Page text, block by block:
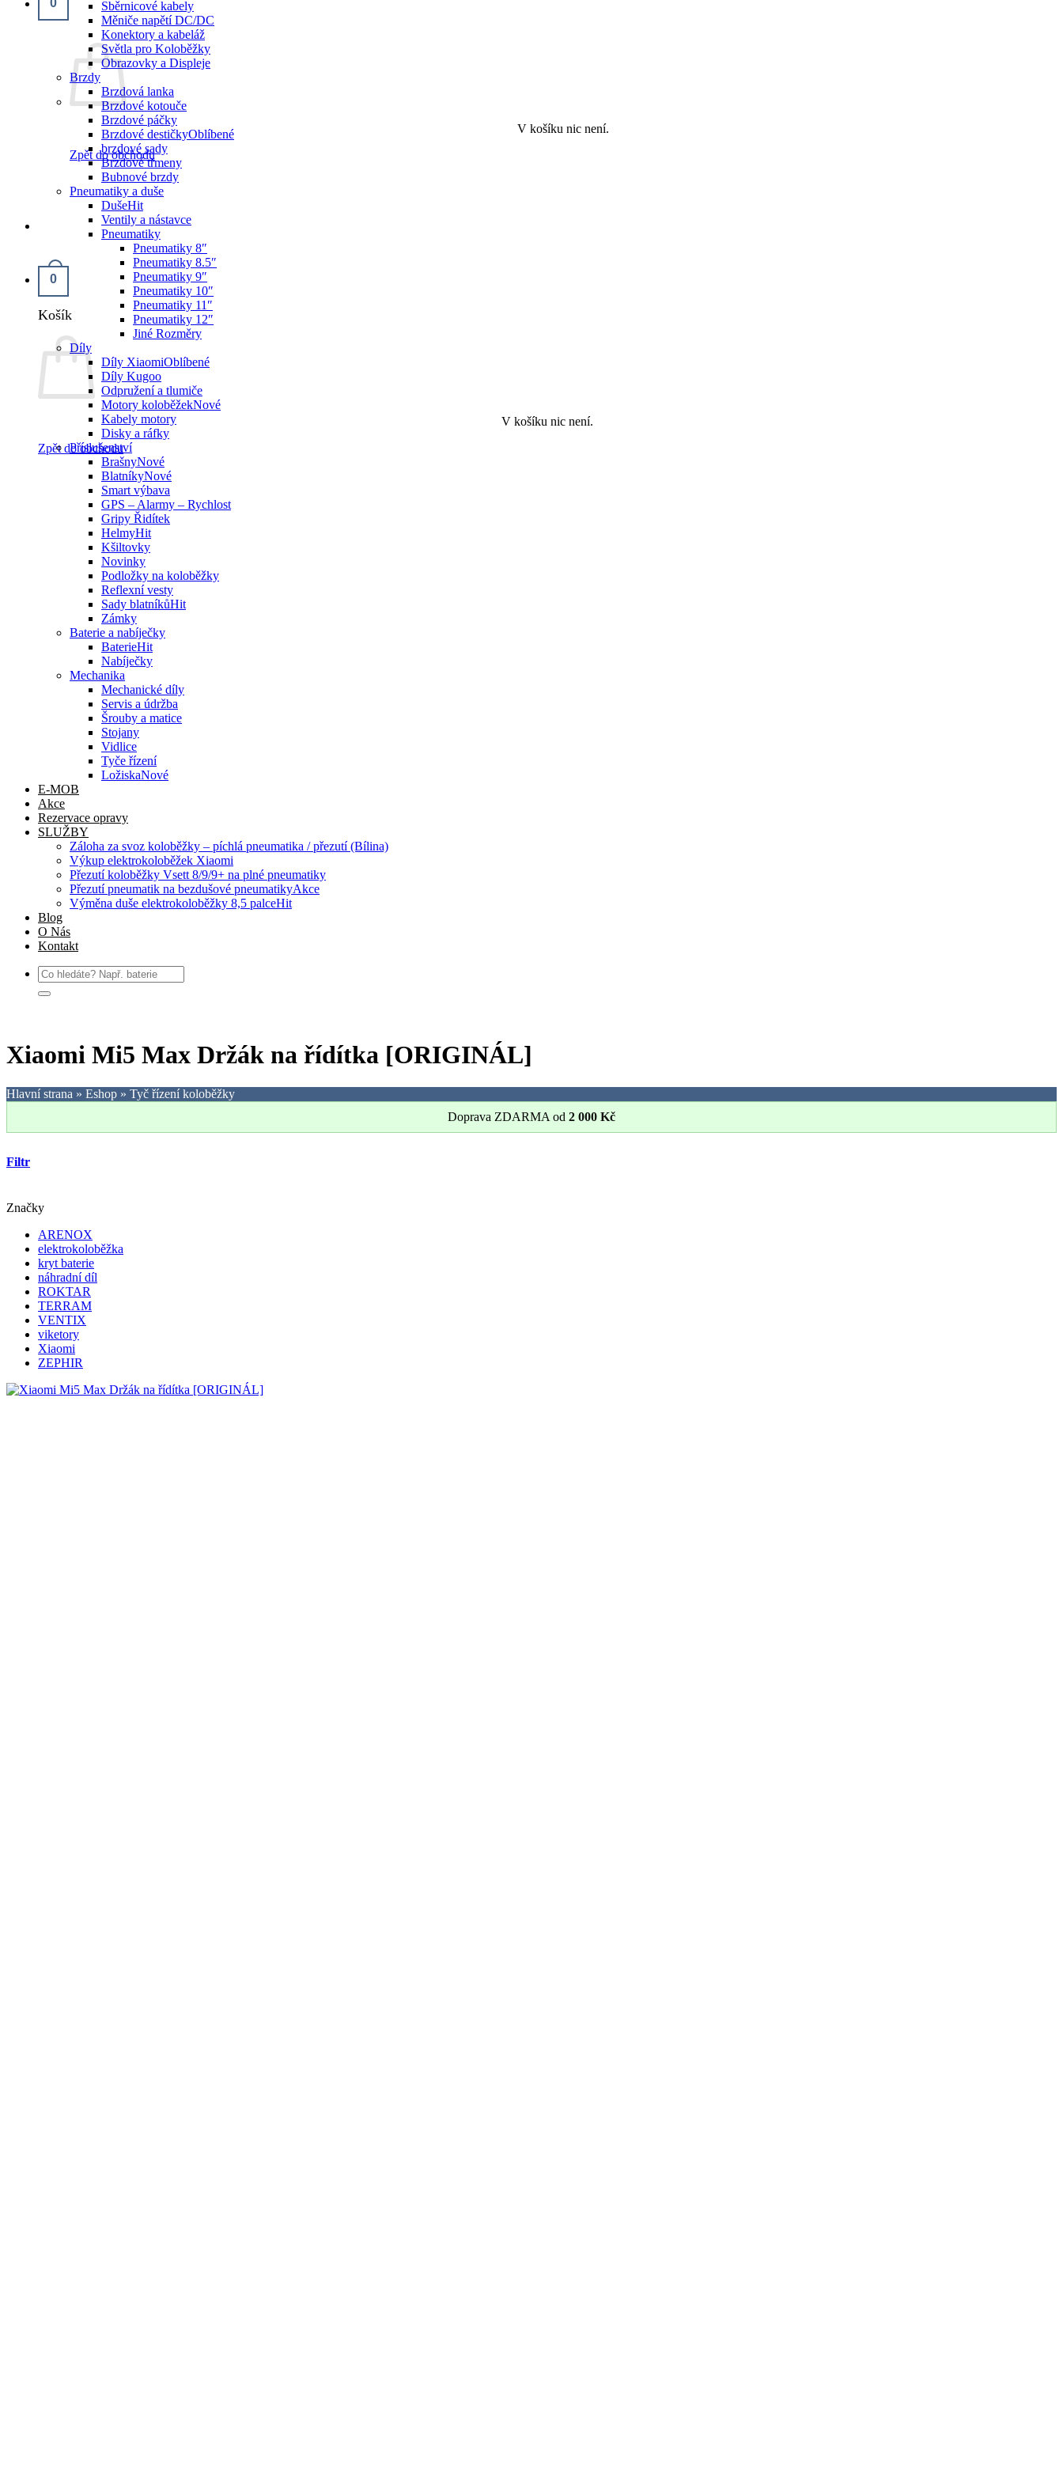
V košíku nic není.
Zpět do obchodu
0
Košík
V košíku nic není.
Zpět do obchodu
Sběrnicové kabely
Měniče napětí DC/DC
Konektory a kabeláž
Světla pro Koloběžky
Obrazovky a Displeje
Brzdy
Brzdová lanka
Brzdové kotouče
Brzdové páčky
Brzdové destičky
brzdové sady
Brzdové třmeny
Bubnové brzdy
Pneumatiky a duše
Duše
Ventily a nástavce
Pneumatiky
Pneumatiky 8″
Pneumatiky 8.5″
Pneumatiky 9″
Pneumatiky 10″
Pneumatiky 11″
Pneumatiky 12″
Jiné Rozměry
Díly
Díly Xiaomi
Díly Kugoo
Odpružení a tlumiče
Motory koloběžek
Kabely motory
Disky a ráfky
Příslušenství
Brašny
Blatníky
Smart výbava
GPS – Alarmy – Rychlost
Gripy Řidítek
Helmy
Kšiltovky
Novinky
Podložky na koloběžky
Reflexní vesty
Sady blatníků
Zámky
Baterie a nabíječky
Baterie
Nabíječky
Mechanika
Mechanické díly
Servis a údržba
Šrouby a matice
Stojany
Vidlice
Tyče řízení
Ložiska
E-MOB
Akce
Rezervace opravy
SLUŽBY
Záloha za svoz koloběžky – píchlá pneumatika / přezutí (Bílina)
Výkup elektrokoloběžek Xiaomi
Přezutí koloběžky Vsett 8/9/9+ na plné pneumatiky
Přezutí pneumatik na bezdušové pneumatiky
Výměna duše elektrokoloběžky 8,5 palce
Blog
O Nás
Kontakt
Hledat:
Xiaomi Mi5 Max Držák na řídítka [ORIGINÁL]
Hlavní strana » Eshop » Tyč řízení koloběžky
Doprava ZDARMA od 2 000 Kč
Filtr
Značky
ARENOX
elektrokoloběžka
kryt baterie
náhradní díl
ROKTAR
TERRAM
VENTIX
viketory
Xiaomi
ZEPHIR